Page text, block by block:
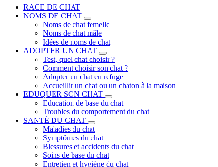
RACE DE CHAT
NOMS DE CHAT
Noms de chat femelle
Noms de chat mâle
Idées de noms de chat
ADOPTER UN CHAT
Test, quel chat choisir ?
Comment choisir son chat ?
Adopter un chat en refuge
Accueillir un chat ou un chaton à la maison
EDUQUER SON CHAT
Education de base du chat
Troubles du comportement du chat
SANTÉ DU CHAT
Maladies du chat
Symptômes du chat
Blessures et accidents du chat
Soins de base du chat
Entretien et hygiène du chat